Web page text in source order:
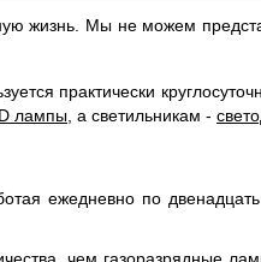
жизнь. Мы не можем
практически
лампы, а светильникам -
ежедневно по